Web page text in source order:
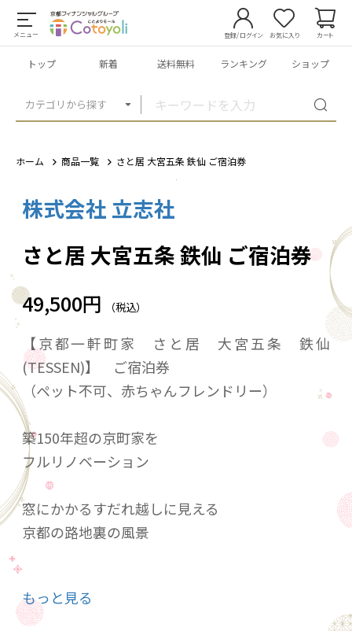
メニュー
カテゴリから探す
登録/ログイン お気に入り カート
トップ 新着 送料無料 ランキング ショップ
ホーム 商品一覧 さと居 大宮五条 鉄仙 ご宿泊券
株式会社 立志社
さと居 大宮五条 鉄仙 ご宿泊券
49,500円 （税込）
【京都一軒町家 さと居 大宮五条 鉄仙
(TESSEN)】 ご宿泊券
（ペット不可、赤ちゃんフレンドリー）
築150年超の京町家を
フルリノベーション
窓にかかるすだれ越しに見える
京都の路地裏の風景
交通至便でありながら
もっと見る